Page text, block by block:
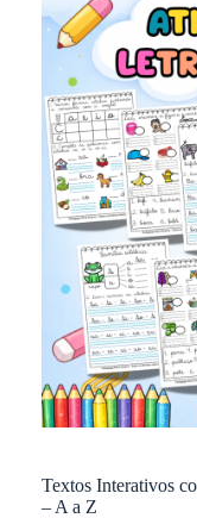
Textos Interativos
– A a Z